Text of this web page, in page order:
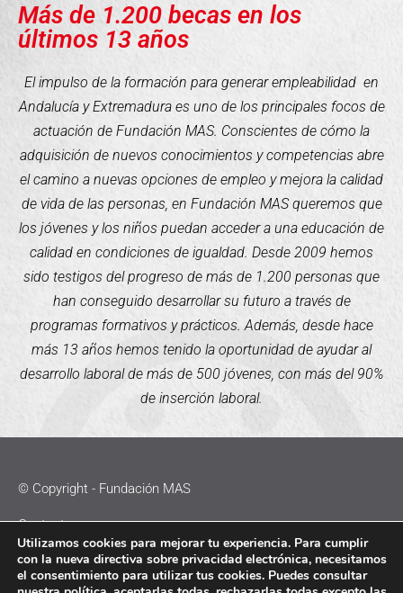
Más de 1.200 becas en los
últimos 13 años
El impulso de la formación para generar empleabilidad en
Andalucía y Extremadura es uno de los principales focos de
actuación de Fundación MAS. Conscientes de cómo la
adquisición de nuevos conocimientos y competencias abre
el camino a nuevas opciones de empleo y mejora la calidad
de vida de las personas, en Fundación MAS queremos que
los jóvenes y los niños puedan acceder a una educación de
calidad en condiciones de igualdad. Desde 2009 hemos
sido testigos del progreso de más de 1.200 personas que
han conseguido desarrollar su futuro a través de
programas formativos y prácticos. Además, desde hace
más 13 años hemos tenido la oportunidad de ayudar al
desarrollo laboral de más de 500 jóvenes, con más del 90%
de inserción laboral.
© Copyright - Fundación MAS
Contacto
Política de Cookies
Utilizamos cookies para mejorar tu experiencia. Para cumplir
con la nueva directiva sobre privacidad electrónica, necesitamos
el consentimiento para utilizar tus cookies. Puedes consultar